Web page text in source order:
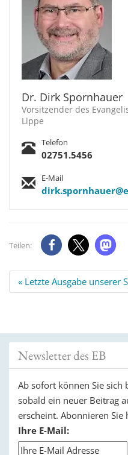
Dr. Dirk Spornhauer
Vorsitzender des
Lippe
Telefon
02751.5456
E-Mail
Teilen:
Beitrags
Navigation
« Letzte Ausgabe unserer
Newsletter des EB
Ab sofort können Sie sich
sobald ein neuer Beitrag
erscheint. Abonnieren Sie
Ihre E-Mail: